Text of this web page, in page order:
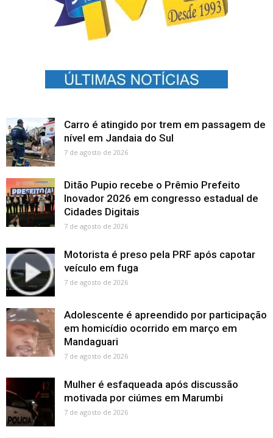
Carro é atingido por trem em passagem de
nível em Jandaia do Sul
7 de agosto de 2026
Ditão Pupio recebe o Prêmio Prefeito
Inovador 2026 em congresso estadual de
Cidades Digitais
7 de agosto de 2026
Motorista é preso pela PRF após capotar
veículo em fuga
7 de agosto de 2026
Adolescente é apreendido por participação
em homicídio ocorrido em março em
Mandaguari
7 de agosto de 2026
Mulher é esfaqueada após discussão
motivada por ciúmes em Marumbi
7 de agosto de 2026